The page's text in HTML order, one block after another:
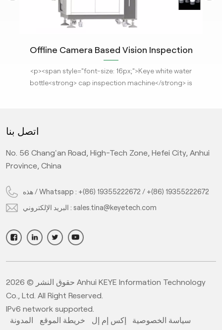
Offline Camera Based Vision Inspection
System for Closure Cap Detection with The
Latest AI Technology
<p><span style="font-size: 16px;">Keye white water
bottle<strong> cap inspection machine</strong> is
href="/about-us">KeyeTech V16.0 AI system</a>, this
parameters for real-time comparison and detection with
standard products. Under AI deep learning algorithm, the
speed air valves online, it can also automatically counts
improving production efficiency and ensuring product
اتصل بنا
No. 56 Chang'an Road, High-Tech Zone, Hefei City, Anhui
Province, China
هذه / Whatsapp : +(86) 19355222672 / +(86) 19355222672
البريد الإلكتروني :sales.tina@keyetech.com
حقوق النشر © 2026 Anhui KEYE Information Technology
Co., Ltd. All Right Reserved.
IPv6 network supported.
المدونة
خريطة الموقع إكس إم إل سياسة الخصوصية